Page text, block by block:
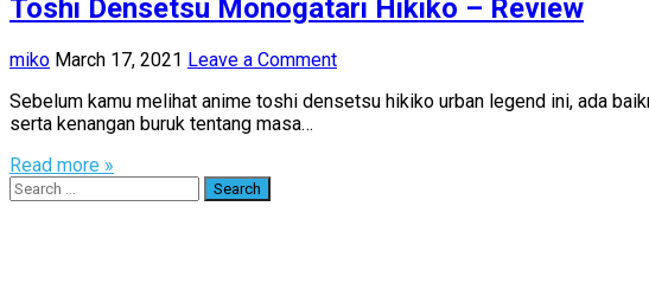
Toshi Densetsu Monogatari Hikiko – Review
miko March 17, 2021 Leave a Comment
Sebelum kamu melihat anime toshi densetsu hikiko urban legend ini, ada
serta kenangan buruk tentang masa…
Read more »
Search
for: